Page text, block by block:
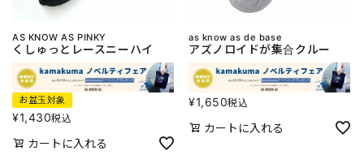
AS KNOW AS PINKY
くしゅっとレースニーハイ
お盆玉対象
¥1,430税込
カートに入れる
as know as de base
アズノロイドが集合クルー
¥1,650税込
カートに入れる